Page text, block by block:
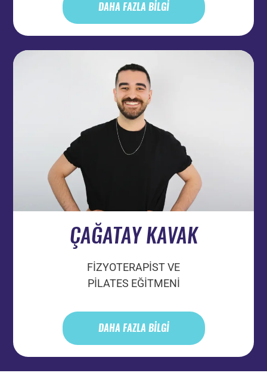
DAHA FAZLA BİLGİ
ÇAĞATAY KAVAK
FİZYOTERAPİST VE
PİLATES EĞİTMENİ
DAHA FAZLA BİLGİ